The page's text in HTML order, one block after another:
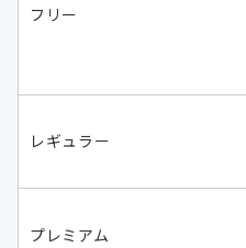
フリー
レギュラー
プレミアム